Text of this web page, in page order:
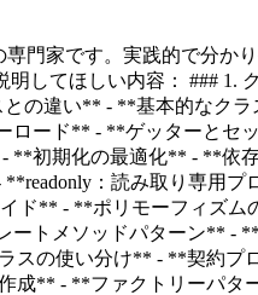
門家です。実践的で分
明してほしい内容： ###
との違い** - **基本的な
ード** - **ゲッターとセ
初期化の最適化** - **依
：読み取り専用
ド** - **ポリモーフィズ
トメソッドパターン** -
スの使い分け** - **契約
成** - **ファクトリーパ